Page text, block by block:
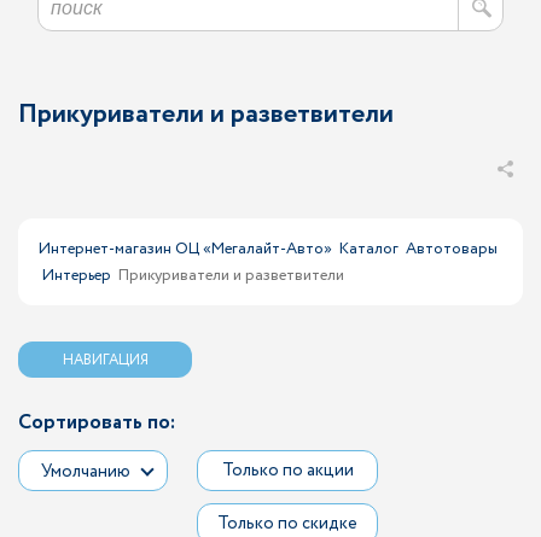
Прикуриватели и разветвители
Интернет-магазин ОЦ «Мегалайт-Авто» Каталог Автотовары
Интерьер Прикуриватели и разветвители
НАВИГАЦИЯ
Сортировать по:
Умолчанию Только по акции
Только по скидке